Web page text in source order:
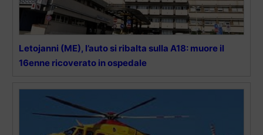
Letojanni (ME), l’auto si ribalta sulla A18: muore il
16enne ricoverato in ospedale